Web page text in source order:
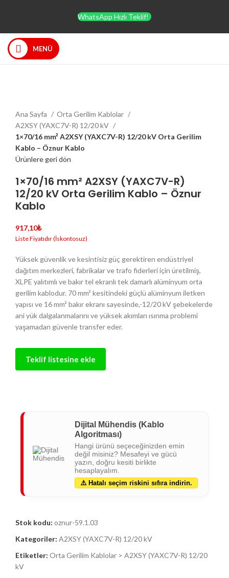
WhatsApp Hızlı Teklif!
MENÜ
Ana Sayfa
Orta Gerilim Kablolar
A2XSY (YAXC7V-R) 12/20 kV
1×70/16 mm² A2XSY (YAXC7V-R) 12/20 kV Orta Gerilim
Kablo – Öznur Kablo
Ürünlere geri dön
1×70/16 mm² A2XSY (YAXC7V-R)
12/20 kV Orta Gerilim Kablo – Öznur
Kablo
917,10₺
Yüksek güvenlik ve kesintisiz güç gerektiren endüstriyel
dağıtım merkezleri, fabrikalar ve trafo fiderleri için üretilmiş,
XLPE yalıtımlı ve bakır tel ekranlı tek damarlı alüminyum orta
gerilim kablodur. 70 mm² kesitindeki güçlü alüminyum iletken
yapısı ve 16 mm² bakır ekranı sayesinde,-12/20 kV şebekelerde
ani yük dalgalanmalarını ve yüksek akımları ısınma problemi
yaşamadan güvenle transfer eder.
Teklif listesine ekle
Dijital Mühendis (Kablo
Algoritması)
Hangi ürünü seçeceğinizden emin
değil misiniz? Mesafeyi ve gücü
yazın, doğru kesiti birlikte
hesaplayalım.
⚠️ Hatalı seçim riskini sıfıra indirin.
Stok kodu: oznur-59.1.03
Kategoriler: A2XSY (YAXC7V-R) 12/20 kV
Etiketler: Orta Gerilim Kablolar > A2XSY (YAXC7V-R) 12/20
kV